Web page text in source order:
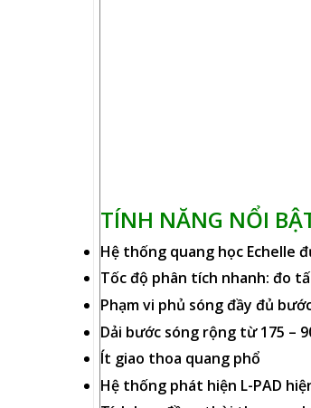
TÍNH NĂNG NỔI
Hệ thống quang học Echelle
Tốc độ phân tích nhanh: đo
Phạm vi phủ sóng đầy đủ
Dải bước sóng rộng từ 175 –
Ít giao thoa quang phổ
Hệ thống phát hiện L-PAD